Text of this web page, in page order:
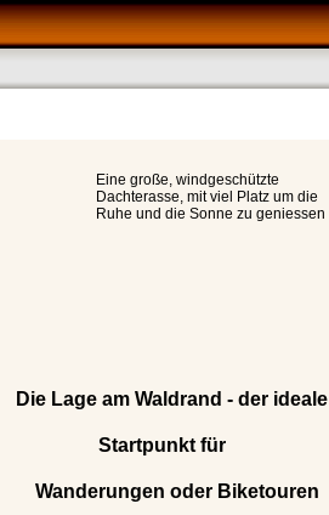
Eine große, windgeschützte
Dachterasse, mit viel Platz um die
Ruhe und die Sonne zu geniessen
Die Lage am Waldrand - der ideale
Startpunkt für
Wanderungen oder Biketouren